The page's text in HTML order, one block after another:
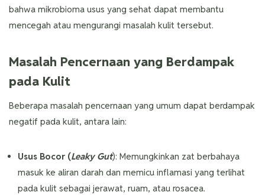
bahwa mikrobioma usus yang sehat dapat membantu
mencegah atau mengurangi masalah kulit tersebut.
Masalah Pencernaan yang Berdampak
pada Kulit
Beberapa masalah pencernaan yang umum dapat berdampak
negatif pada kulit, antara lain:
Usus Bocor (Leaky Gut): Memungkinkan zat berbahaya
masuk ke aliran darah dan memicu inflamasi yang terlihat
pada kulit sebagai jerawat, ruam, atau rosacea.